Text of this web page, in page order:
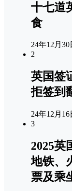
十七道
食
24年12月30
2
英国签
拒签到
24年12月16
3
2025英
地铁、
票及乘